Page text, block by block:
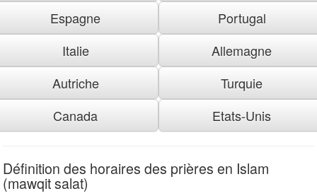
Espagne
Portugal
Italie
Allemagne
Autriche
Turquie
Canada
Etats-Unis
Définition des horaires des prières en Islam
(mawqit salat)